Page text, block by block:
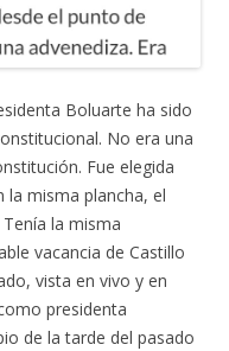
Boluarte ha sido
No era una
Fue elegida
la misma plancha, el
la misma
vacancia de Castillo
vista en vivo y en
presidenta
de la tarde del pasado